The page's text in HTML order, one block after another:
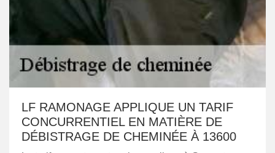
LF RAMONAGE APPLIQUE UN TARIF
CONCURRENTIEL EN MATIÈRE DE
DÉBISTRAGE DE CHEMINÉE À 13600